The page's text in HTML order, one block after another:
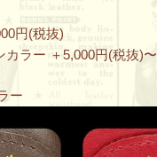
円(税抜)
カラー ＋5,000円(税抜)〜
ー